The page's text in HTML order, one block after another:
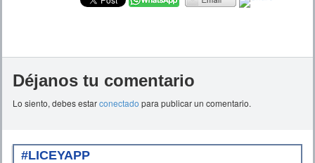
Déjanos tu comentario
Lo siento, debes estarconectado para publicar un comentario.
#LICEYAPP